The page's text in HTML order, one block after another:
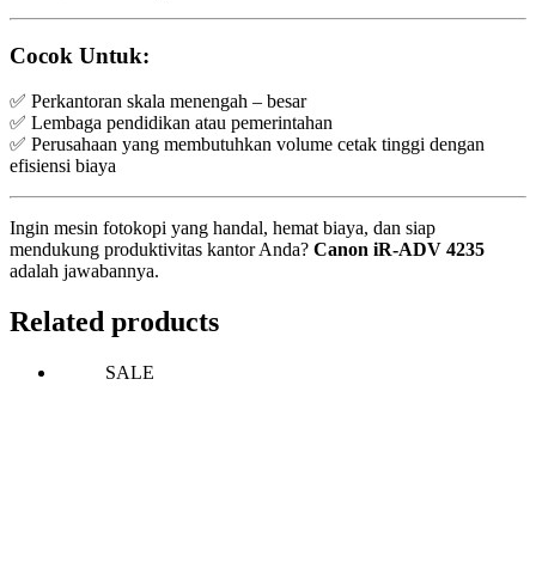
Cocok Untuk:
✅ Perkantoran skala menengah – besar
✅ Lembaga pendidikan atau pemerintahan
✅ Perusahaan yang membutuhkan volume cetak tinggi dengan
efisiensi biaya
Ingin mesin fotokopi yang handal, hemat biaya, dan siap
mendukung produktivitas kantor Anda? Canon iR-ADV 4235
adalah jawabannya.
Related products
SALE